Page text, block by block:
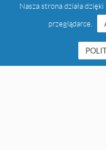
Nasza strona działa
przeglądarce.